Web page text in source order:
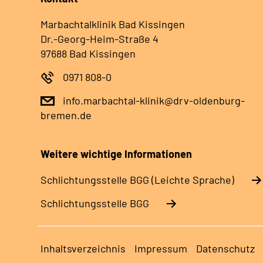
Marbachtalklinik Bad Kissingen
Dr.-Georg-Heim-Straße 4
97688 Bad Kissingen
0971 808-0
info.marbachtal-klinik@drv-oldenburg-
bremen.de
Weitere wichtige Informationen
Schlich­tungs­stel­le BGG (Leichte Sprache)
Schlich­tungs­stel­le BGG
Inhaltsverzeichnis Impressum Datenschutz